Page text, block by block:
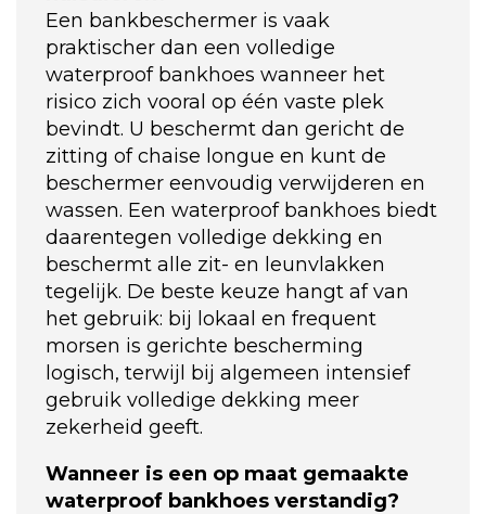
Een bankbeschermer is vaak
praktischer dan een volledige
waterproof bankhoes wanneer het
risico zich vooral op één vaste plek
bevindt. U beschermt dan gericht de
zitting of chaise longue en kunt de
beschermer eenvoudig verwijderen en
wassen. Een waterproof bankhoes biedt
daarentegen volledige dekking en
beschermt alle zit- en leunvlakken
tegelijk. De beste keuze hangt af van
het gebruik: bij lokaal en frequent
morsen is gerichte bescherming
logisch, terwijl bij algemeen intensief
gebruik volledige dekking meer
zekerheid geeft.
Wanneer is een op maat gemaakte
waterproof bankhoes verstandig?